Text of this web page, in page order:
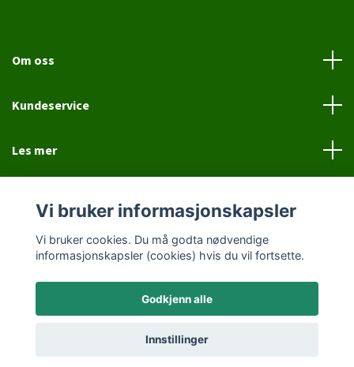
Om oss
Kundeservice
Les mer
© 2026 Jovial Hund
Vi bruker informasjonskapsler
Vi bruker cookies. Du må godta nødvendige
informasjonskapsler (cookies) hvis du vil fortsette.
Godkjenn alle
Innstillinger